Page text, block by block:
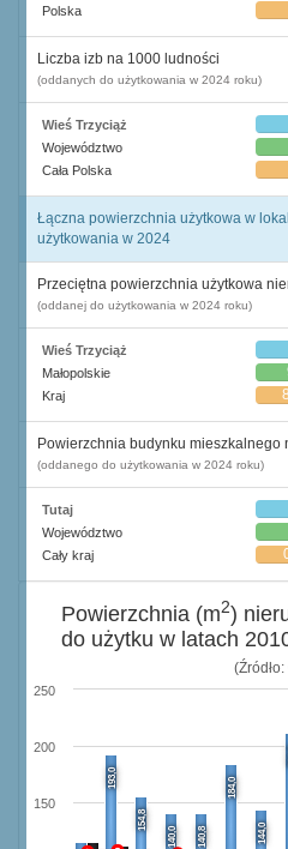
Polska
Liczba izb na 1000 ludności
(oddanych do użytkowania w 2024 roku)
Wieś Trzyciąż
Województwo
Cała Polska
Łączna powierzchnia użytkowa w
użytkowania w 2024
Przeciętna powierzchnia użytkowa
(oddanej do użytkowania w 2024 roku)
Wieś Trzyciąż
Małopolskie
Kraj
Powierzchnia budynku mieszkalnego
(oddanego do użytkowania w 2024 roku)
Tutaj
Województwo
Cały kraj
193,0
154,8
140,0 140,8
184,0
144,0
150
200
250
Powierzchnia (m2)
do użytku w latach